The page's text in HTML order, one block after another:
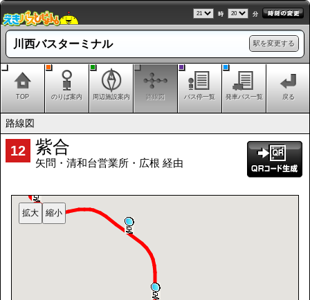
時 分
駅を変更する
川西バスターミナル
TOP のりば案内 周辺施設案内 路線図 バス停一覧 発車バス一覧 戻る
路線図
12 紫合
矢問・清和台営業所・広根 経由